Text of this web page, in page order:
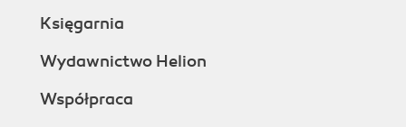
Księgarnia
Wydawnictwo Helion
Współpraca